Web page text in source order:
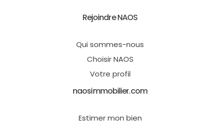
Rejoindre NAOS
Qui sommes-nous
Choisir NAOS
Votre profil
naosimmobilier.com
Estimer mon bien